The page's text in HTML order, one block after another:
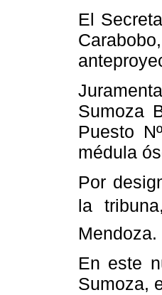
El
Sumoza
Puesto
médula
Por
la
Mendoza.
En este
Sumoza,